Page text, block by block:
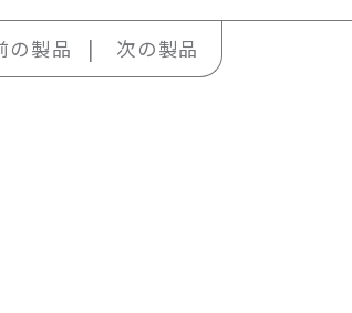
の製品 次の製品